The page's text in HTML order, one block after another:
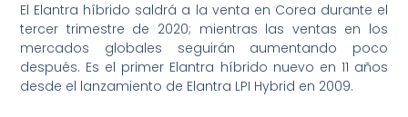
El Elantra híbrido saldrá a la venta en Corea durante el
tercer trimestre de 2020; mientras las ventas en los
mercados globales seguirán aumentando poco
después. Es el primer Elantra híbrido nuevo en 11 años
desde el lanzamiento de Elantra LPI Hybrid en 2009.